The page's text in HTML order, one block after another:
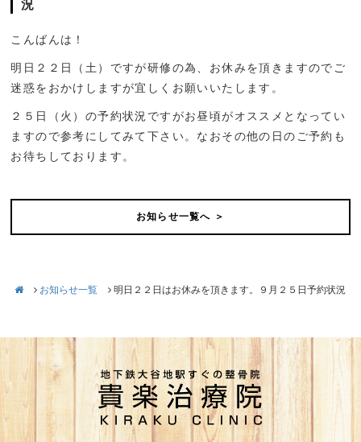
況
こんばんは！
明日２２日（土）ですが研修の為、お休みを頂きますのでご
迷惑をおかけしますが宜しくお願いいたします。
２５日（火）の予約状況ですがお昼頃がオススメとなってい
ますので参考にしてみて下さい。なおその他の日のご予約も
お待ちしております。
お知らせ一覧へ ＞
お知らせ一覧 明日２２日はお休みを頂きます。９月２５日予約状況